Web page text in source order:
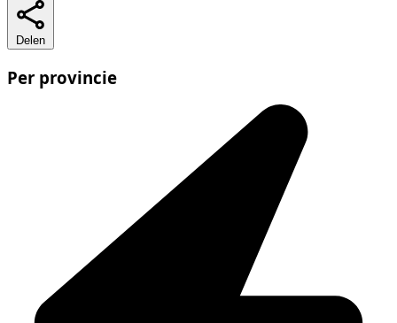
Delen
Per provincie